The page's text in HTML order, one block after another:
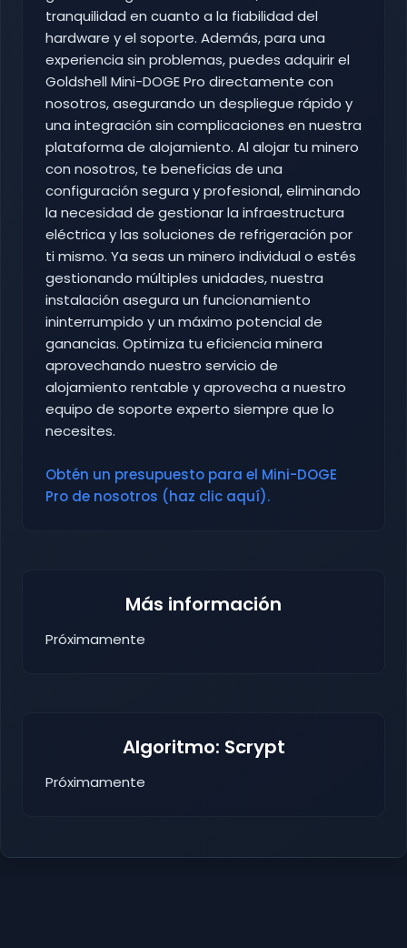
tranquilidad en cuanto a la fiabilidad del
hardware y el soporte. Además, para una
experiencia sin problemas, puedes adquirir el
Goldshell Mini-DOGE Pro directamente con
nosotros, asegurando un despliegue rápido y
una integración sin complicaciones en nuestra
plataforma de alojamiento. Al alojar tu minero
con nosotros, te beneficias de una
configuración segura y profesional, eliminando
la necesidad de gestionar la infraestructura
eléctrica y las soluciones de refrigeración por
ti mismo. Ya seas un minero individual o estés
gestionando múltiples unidades, nuestra
instalación asegura un funcionamiento
ininterrumpido y un máximo potencial de
ganancias. Optimiza tu eficiencia minera
aprovechando nuestro servicio de
alojamiento rentable y aprovecha a nuestro
equipo de soporte experto siempre que lo
necesites.
Obtén un presupuesto para el Mini-DOGE
Pro de nosotros (haz clic aquí).
Más información
Próximamente
Algoritmo: Scrypt
Próximamente